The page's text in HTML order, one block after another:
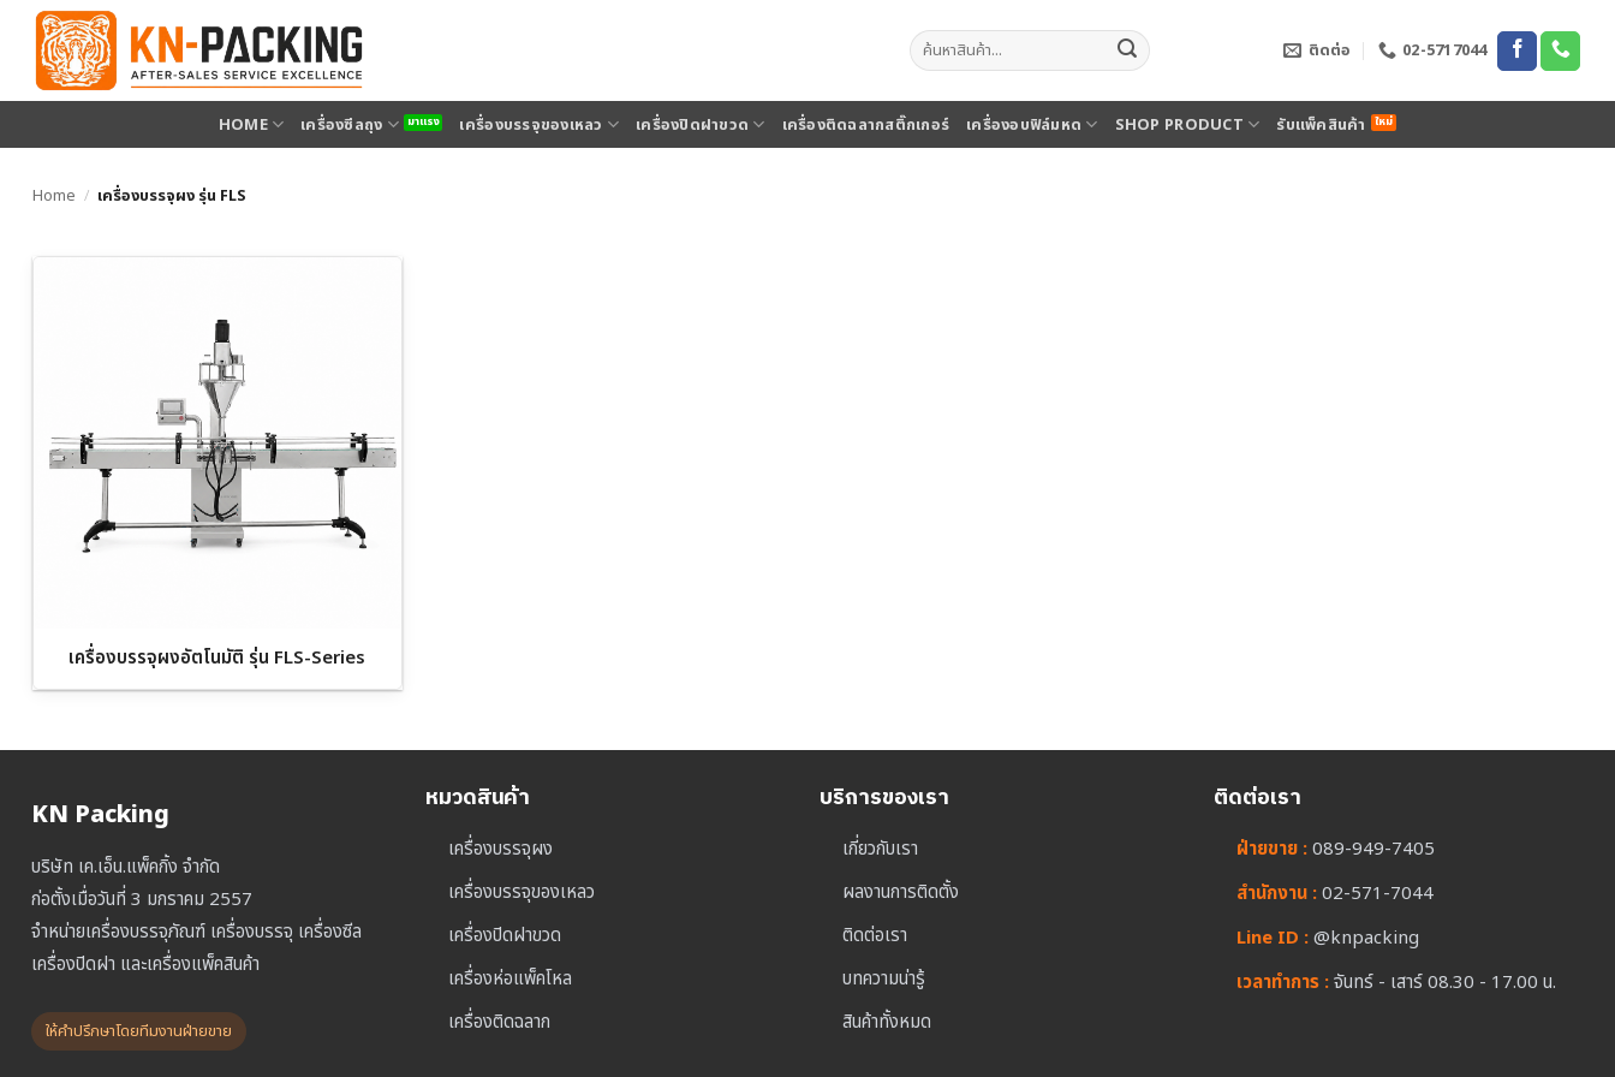
เนื้อหา
ค้นหา: ติดต่อ 02-5717044
HOME เครื่องซีลถุง เครื่องบรรจุของเหลว เครื่องปิดฝาขวด เครื่องติดฉลากสติ๊กเกอร์ เครื่องอบฟิล์มหด SHOP PRODUCT รับแพ็คสินค้า
Home / เครื่องบรรจุผง รุ่น FLS
เครื่องบรรจุผงอัตโนมัติ รุ่น FLS-Series
KN Packing
บริษัท เค.เอ็น.แพ็คกิ้ง จำกัด
ก่อตั้งเมื่อวันที่ 3 มกราคม 2557
จำหน่ายเครื่องบรรจุภัณฑ์ เครื่องบรรจุ เครื่องซีล
เครื่องปิดฝา และเครื่องแพ็คสินค้า
ให้คำปรึกษาโดยทีมงานฝ่ายขาย
หมวดสินค้า
เครื่องบรรจุผง
เครื่องบรรจุของเหลว
เครื่องปิดฝาขวด
เครื่องห่อแพ็คโหล
เครื่องติดฉลาก
บริการของเรา
เกี่ยวกับเรา
ผลงานการติดตั้ง
ติดต่อเรา
บทความน่ารู้
สินค้าทั้งหมด
ติดต่อเรา
ฝ่ายขาย :089-949-7405
สำนักงาน :02-571-7044
Line ID :@knpacking
เวลาทำการ :จันทร์ - เสาร์ 08.30 - 17.00 น.